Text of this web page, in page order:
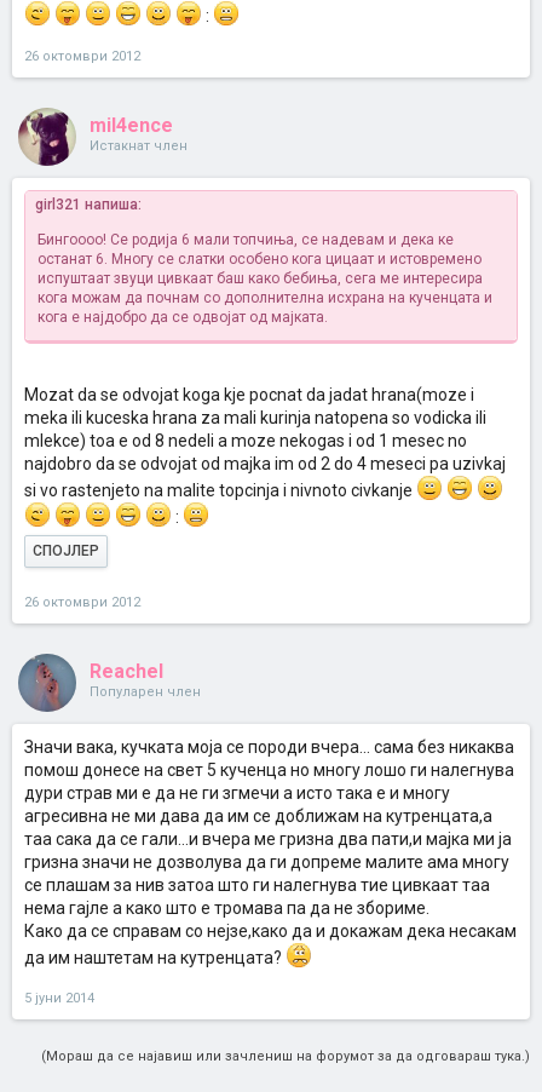
:
26 октомври 2012
mil4ence
Истакнат член
girl321 напиша:
Бингоооо! Се родија 6 мали топчиња, се надевам и дека ке
останат 6. Многу се слатки особено кога цицаат и истовремено
испуштаат звуци цивкаат баш како бебиња, сега ме интересира
кога можам да почнам со дополнителна исхрана на кученцата и
кога е најдобро да се одвојат од мајката.
Mozat da se odvojat koga kje pocnat da jadat hrana(moze i
meka ili kuceska hrana za mali kurinja natopena so vodicka ili
mlekce) toa e od 8 nedeli a moze nekogas i od 1 mesec no
najdobro da se odvojat od majka im od 2 do 4 meseci pa uzivkaj
si vo rastenjeto na malite topcinja i nivnoto civkanje
:
СПОЈЛЕР
26 октомври 2012
Reachel
Популарен член
Значи вака, кучката моја се породи вчера... сама без никаква
помош донесе на свет 5 кученца но многу лошо ги налегнува
дури страв ми е да не ги згмечи а исто така е и многу
агресивна не ми дава да им се доближам на кутренцата,а
таа сака да се гали...и вчера ме гризна два пати,и мајка ми ја
гризна значи не дозволува да ги допреме малите ама многу
се плашам за нив затоа што ги налегнува тие цивкаат таа
нема гајле а како што е тромава па да не збориме.
Како да се справам со нејзе,како да и докажам дека несакам
да им наштетам на кутренцата?
5 јуни 2014
(Мораш да се најавиш или зачлениш на форумот за да одговараш тука.)